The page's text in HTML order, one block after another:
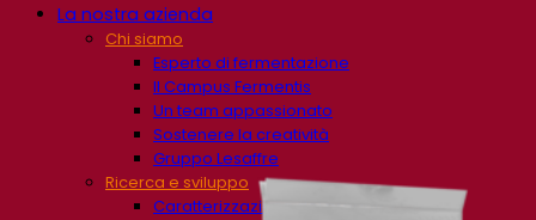
La nostra azienda
Chi siamo
Esperto di fermentazione
Il Campus Fermentis
Un team appassionato
Sostenere la creatività
Gruppo Lesaffre
Ricerca e sviluppo
Caratterizzazione del prodotto